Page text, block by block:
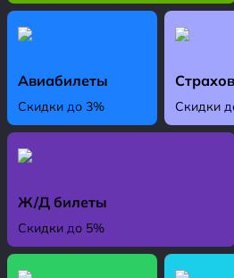
Авиабилеты
Скидки до 3% Скидки
Ж/Д билеты
Скидки до 5%